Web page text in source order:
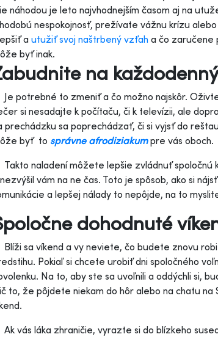
náhodou je leto najvhodnejším časom aj na
nespokojnosť, prežívate vážnu krízu
a utužiť svoj naštrbený vzťah a čo zaručene
byť inak.
na
potrebné to zmeniť a čo možno najskôr.
si nesadajte k počítaču, či k televízii, ale
prechádzku sa poprechádzať, či si vyjsť do
byť to správne afrodiziakumpre vás oboch.
naladení môžete lepšie zvládnuť spoločnú
vám na ne čas. Toto je spôsob, ako si
a lepšej nálady to nepôjde, na to
dohodnuté
sa víkend a vy neviete, čo budete znovu
Pokiaľ si chcete urobiť dni spoločného
Na to, aby ste sa uvoľnili a oddýchli si,
to, že pôjdete niekam do hôr alebo na chatu na
vás láka zhraničie, vyrazte si do blízkeho